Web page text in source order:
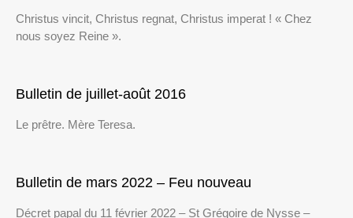
Christus vincit, Christus regnat, Christus imperat ! « Chez
nous soyez Reine ».
Bulletin de juillet-août 2016
Le prêtre. Mère Teresa.
Bulletin de mars 2022 – Feu nouveau
Décret papal du 11 février 2022 – St Grégoire de Nysse –